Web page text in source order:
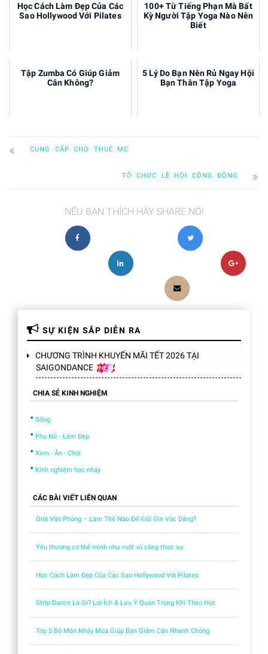
Học Cách Làm Đẹp Của Các
Sao Hollywood Với Pilates
100+ Từ Tiếng Phạn Mà Bất
Kỳ Người Tập Yoga Nào Nên
Biết
Tập Zumba Có Giúp Giảm
Cân Không?
5 Lý Do Bạn Nên Rủ Ngay Hội
Bạn Thân Tập Yoga
CUNG CẤP CHO THUÊ MC
TỔ CHỨC LỄ HỘI CỘNG ĐỒNG
NẾU BẠN THÍCH HÃY SHARE NÓ!
SỰ KIỆN SẮP DIỄN RA
CHƯƠNG TRÌNH KHUYẾN MÃI TẾT 2026 TẠI
SAIGONDANCE
CHIA SẺ KINH NGHIỆM
• Sống
• Phụ Nữ - Làm Đẹp
• Xem - Ăn - Chơi
• Kinh nghiệm học nhảy
CÁC BÀI VIẾT LIÊN QUAN
Giới Văn Phòng – Làm Thế Nào Để Giữ Gìn Vóc Dáng?
Yêu thương cơ thể mình như một vũ công thực sự
Học Cách Làm Đẹp Của Các Sao Hollywood Với Pilates
Strip Dance Là Gì? Lợi Ích & Lưu Ý Quan Trọng Khi Theo Học
Top 5 Bộ Môn Nhảy Múa Giúp Bạn Giảm Cân Nhanh Chóng